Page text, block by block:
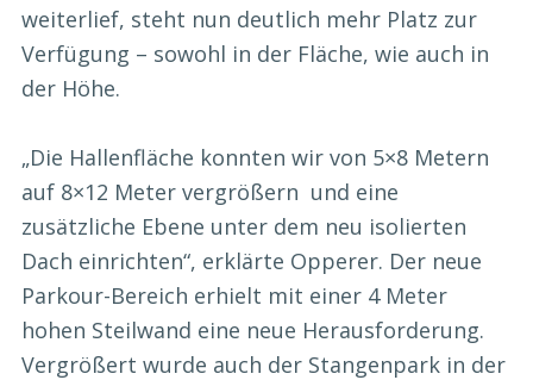
weiterlief, steht nun deutlich mehr Platz zur
Verfügung – sowohl in der Fläche, wie auch in
der Höhe.
„Die Hallenfläche konnten wir von 5×8 Metern
auf 8×12 Meter vergrößern und eine
zusätzliche Ebene unter dem neu isolierten
Dach einrichten“, erklärte Opperer. Der neue
Parkour-Bereich erhielt mit einer 4 Meter
hohen Steilwand eine neue Herausforderung.
Vergrößert wurde auch der Stangenpark in der